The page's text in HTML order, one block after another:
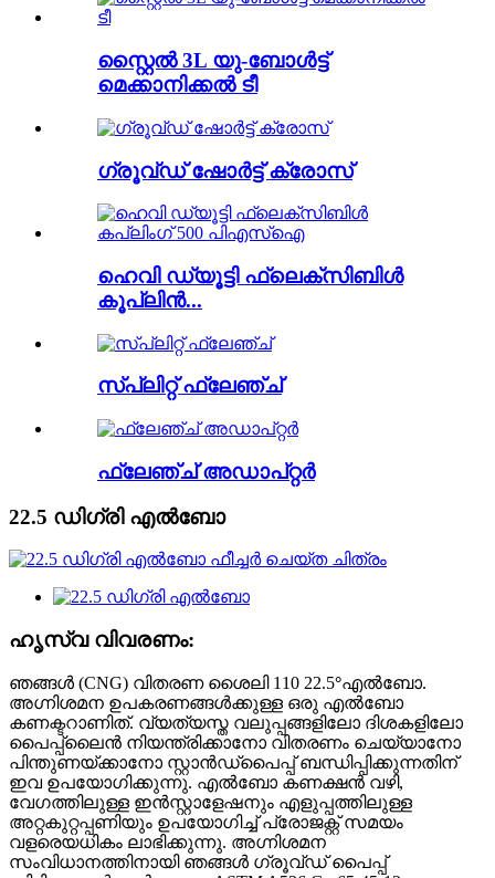
സ്റ്റൈൽ 3L യു-ബോൾട്ട്
മെക്കാനിക്കൽ ടീ
ഗ്രൂവ്ഡ് ഷോർട്ട് ക്രോസ്
ഹെവി ഡ്യൂട്ടി ഫ്ലെക്സിബിൾ
കൂപ്ലിൻ...
സ്പ്ലിറ്റ് ഫ്ലേഞ്ച്
ഫ്ലേഞ്ച് അഡാപ്റ്റർ
22.5 ഡിഗ്രി എൽബോ
ഹൃസ്വ വിവരണം:
ഞങ്ങൾ (CNG) വിതരണ ശൈലി 110 22.5°എൽബോ.
അഗ്നിശമന ഉപകരണങ്ങൾക്കുള്ള ഒരു എൽബോ
കണക്ടറാണിത്. വ്യത്യസ്ത വലുപ്പങ്ങളിലോ ദിശകളിലോ
പൈപ്പ്‌ലൈൻ നിയന്ത്രിക്കാനോ വിതരണം ചെയ്യാനോ
പിന്തുണയ്ക്കാനോ സ്റ്റാൻഡ്‌പൈപ്പ് ബന്ധിപ്പിക്കുന്നതിന്
ഇവ ഉപയോഗിക്കുന്നു. എൽബോ കണക്ഷൻ വഴി,
വേഗത്തിലുള്ള ഇൻസ്റ്റാളേഷനും എളുപ്പത്തിലുള്ള
അറ്റകുറ്റപ്പണിയും ഉപയോഗിച്ച് പ്രോജക്റ്റ് സമയം
വളരെയധികം ലാഭിക്കുന്നു. അഗ്നിശമന
സംവിധാനത്തിനായി ഞങ്ങൾ ഗ്രൂവ്ഡ് പൈപ്പ്